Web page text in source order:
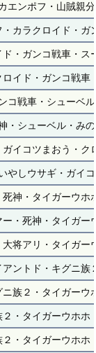
エンポフ・山賊親
カラクロイド・
・ガンコ戦車・
イド・ガンコ戦
コ戦車・シューベ
・シューベル・み
ガイコツまおう・
やしウサギ・ガイ
神・タイガーウ
・死神・タイガ
将アリ・タイガ
アントド・キグニ族
ニ族２・タイガーウ
２・タイガーウホホ
２・タイガーウホホ